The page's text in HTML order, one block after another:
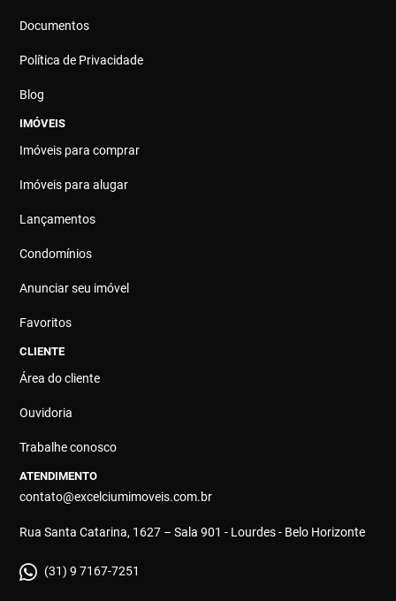
Documentos
Política de Privacidade
Blog
IMÓVEIS
Imóveis para comprar
Imóveis para alugar
Lançamentos
Condomínios
Anunciar seu imóvel
Favoritos
CLIENTE
Área do cliente
Ouvidoria
Trabalhe conosco
ATENDIMENTO
contato@excelciumimoveis.com.br
Rua Santa Catarina, 1627 – Sala 901 - Lourdes - Belo Horizonte
(31) 9 7167-7251